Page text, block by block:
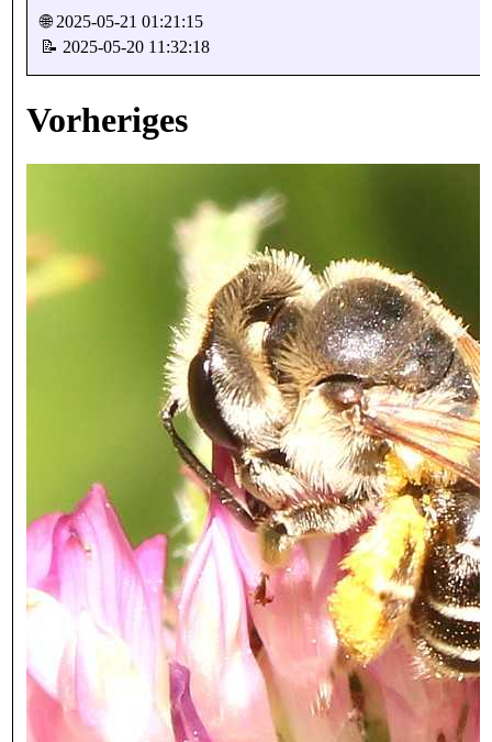
🌐 2025-05-21 01:21:15
📝 2025-05-20 11:32:18
Vorheriges